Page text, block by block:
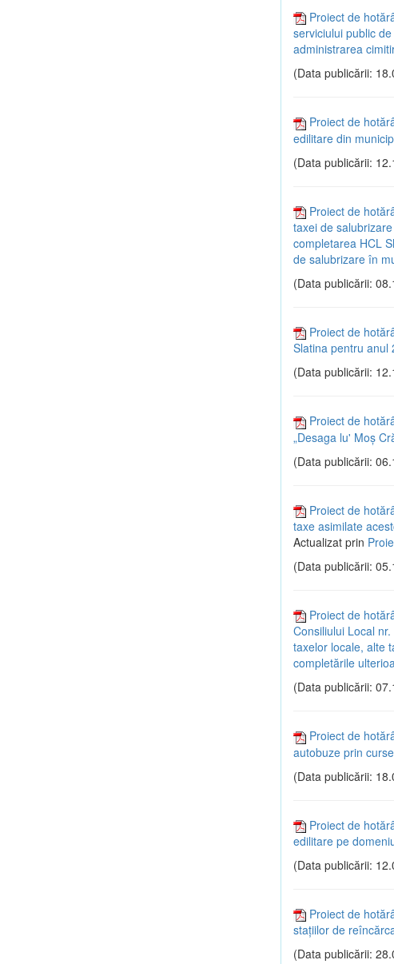
Proiect de
serviciului public
administrarea
(Data publicării:
Proiect de
edilitare din
(Data publicării:
Proiect de
taxei de
completarea HCL
de salubrizare în
(Data publicării:
Proiect de
Slatina pentru anul
(Data publicării:
Proiect de
„Desaga lu' Moș
(Data publicării:
Proiect de
taxe asimilate
Actualizat prin
(Data publicării:
Proiect de
Consiliului Local
taxelor locale, alte
completările
(Data publicării:
Proiect de
autobuze prin
(Data publicării:
Proiect de
edilitare pe
(Data publicării:
Proiect de
staţiilor de
(Data publicării: